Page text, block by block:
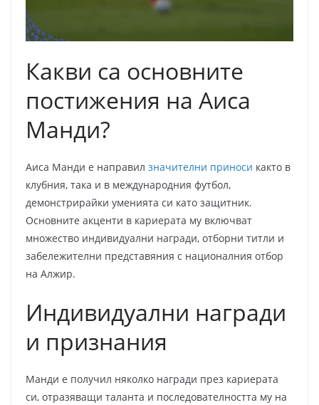
Какви са основните
постижения на Аиса
Манди?
Аиса Манди е направил значителни приноси както в
клубния, така и в международния футбол,
демонстрирайки уменията си като защитник.
Основните акценти в кариерата му включват
множество индивидуални награди, отборни титли и
забележителни представяния с националния отбор
на Алжир.
Индивидуални награди
и признания
Манди е получил няколко награди през кариерата
си, отразяващи таланта и последователността му на